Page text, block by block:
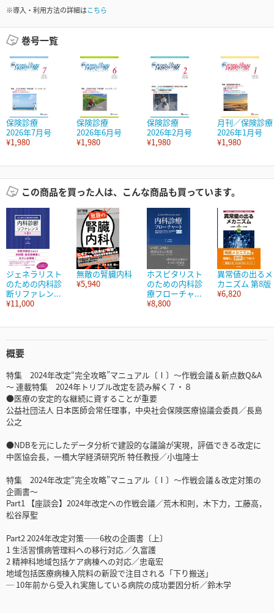
※導入・利用方法の詳細はこちら
巻号一覧
保険診療
2026年7月号
¥1,980
保険診療
2026年6月号
¥1,980
保険診療
2026年2月号
¥1,980
月刊／保険診療
2026年1月号
¥1,980
この商品を買った人は、こんな商品も買っています。
ジェネラリスト
のための内科診
断リファレン...
¥11,000
無敵の腎臓内科
¥5,940
ホスピタリスト
のための内科診
療フローチャ...
¥8,800
異常値の出るメ
カニズム 第8版
¥6,820
概要
特集 2024年改定“完全攻略”マニュアル〔Ⅰ〕～作戦会議＆新点数Q&A
～ 連載特集 2024年トリプル改定を読み解く７・８
●医療の安定的な継続に資することが重要
公益社団法人 日本医師会常任理事，中央社会保険医療協議会委員／長島
公之
●NDBを元にしたデータ分析で建設的な議論が実現，評価できる改定に
中医協会長，一橋大学経済研究所 特任教授／小塩隆士
特集 2024年改定“完全攻略”マニュアル〔Ⅰ〕～作戦会議＆改定対策の
企画書～
Part1 【座談会】2024年改定への作戦会議／荒木和則，木下力，工藤高，
松谷厚聖
Part2 2024年改定対策――6枚の企画書〔上〕
1 生活習慣病管理料への移行対応 ／久富護
2 精神科地域包括ケア病棟への対応／忠竜宏
地域包括医療病棟入院料の新設で注目される「下り搬送」
─ 10年前から受入れ実施している病院の成功要因分析／鈴木学